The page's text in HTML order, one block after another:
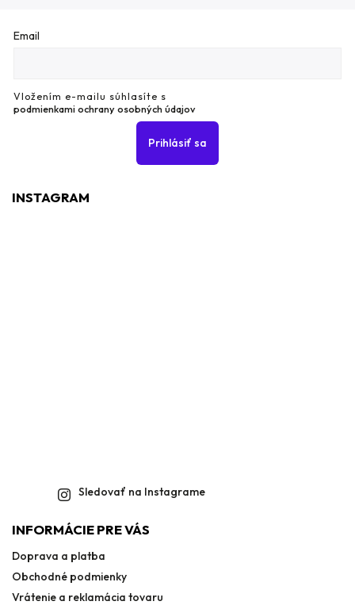
Email
Vložením e-mailu súhlasíte s
podmienkami ochrany osobných údajov
Prihlásiť sa
INSTAGRAM
Sledovať na Instagrame
INFORMÁCIE PRE VÁS
Doprava a platba
Obchodné podmienky
Vrátenie a reklamácia tovaru